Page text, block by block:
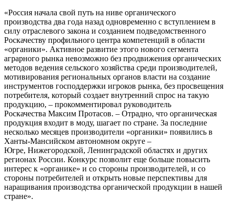
«Россия начала свой путь на ниве органического
производства два года назад одновременно с вступлением в
силу отраслевого закона и созданием подведомственного
Роскачеству профильного центра компетенций в области
«органики». Активное развитие этого нового сегмента
аграрного рынка невозможно без продвижения органических
методов ведения сельского хозяйства среди производителей,
мотивирования региональных органов власти на создание
инструментов господдержки игроков рынка, без просвещения
потребителя, который создает внутренний спрос на такую
продукцию, – прокомментировал руководитель
Роскачества Максим Протасов. – Отрадно, что органическая
продукция входит в моду, шагает по стране. За последние
несколько месяцев производители «органики» появились в
Ханты-Мансийском автономном округе –
Югре, Нижегородской, Ленинградской областях и других
регионах России. Конкурс позволит еще больше повысить
интерес к «органике» и со стороны производителей, и со
стороны потребителей и открыть новые перспективы для
наращивания производства органической продукции в нашей
стране».